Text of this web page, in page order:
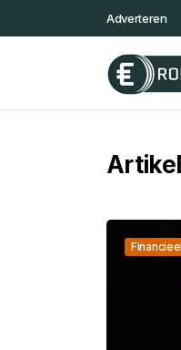
Adverteren
Financieel